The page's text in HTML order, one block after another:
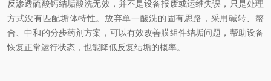
反渗透硫酸钙结垢酸洗无效，并不是设备报废或运维失误，只是处理
方式没有匹配垢体特性。放弃单一酸洗的固有思路，采用碱转、螯
合、中和的分步药剂方案，可以有效改善膜组件结垢问题，帮助设备
恢复正常运行状态，也能降低反复结垢的概率。